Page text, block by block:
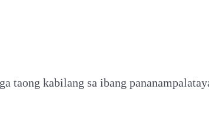
taong kabilang sa ibang